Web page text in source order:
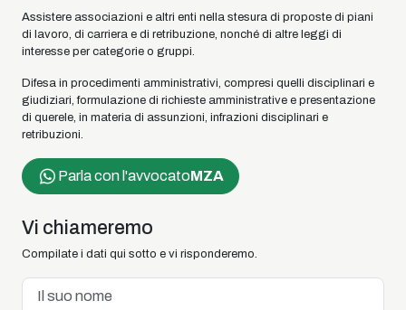
Assistere associazioni e altri enti nella stesura di proposte di piani
di lavoro, di carriera e di retribuzione, nonché di altre leggi di
interesse per categorie o gruppi.
Difesa in procedimenti amministrativi, compresi quelli disciplinari e
giudiziari, formulazione di richieste amministrative e presentazione
di querele, in materia di assunzioni, infrazioni disciplinari e
retribuzioni.
Parla con l'avvocatoMZA
Vi chiameremo
Compilate i dati qui sotto e vi risponderemo.